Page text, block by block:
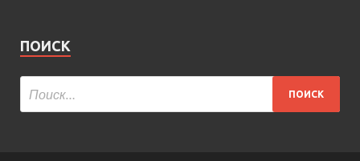
ПОИСК